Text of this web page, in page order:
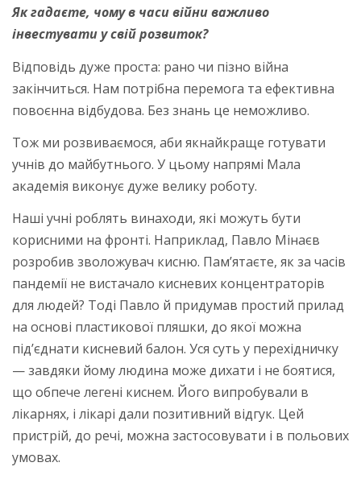
Як гадаєте, чому в часи війни важливо
інвестувати у свій розвиток?
Відповідь дуже проста: рано чи пізно війна
закінчиться. Нам потрібна перемога та ефективна
повоєнна відбудова. Без знань це неможливо.
Тож ми розвиваємося, аби якнайкраще готувати
учнів до майбутнього. У цьому напрямі Мала
академія виконує дуже велику роботу.
Наші учні роблять винаходи, які можуть бути
корисними на фронті. Наприклад, Павло Мінаєв
розробив зволожувач кисню. Пам’ятаєте, як за часів
пандемії не вистачало кисневих концентраторів
для людей? Тоді Павло й придумав простий прилад
на основі пластикової пляшки, до якої можна
під’єднати кисневий балон. Уся суть у перехідничку
— завдяки йому людина може дихати і не боятися,
що обпече легені киснем. Його випробували в
лікарнях, і лікарі дали позитивний відгук. Цей
пристрій, до речі, можна застосовувати і в польових
умовах.